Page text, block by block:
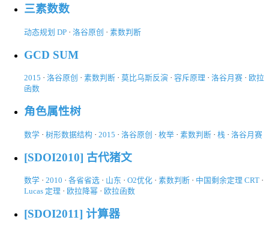
三素数数
动态规划 DP · 洛谷原创 · 素数判断
GCD SUM
2015 · 洛谷原创 · 素数判断 · 莫比乌斯反演 · 容斥原理 · 洛谷月赛 · 欧拉
函数
角色属性树
数学 · 树形数据结构 · 2015 · 洛谷原创 · 枚举 · 素数判断 · 栈 · 洛谷月赛
[SDOI2010] 古代猪文
数学 · 2010 · 各省省选 · 山东 · O2优化 · 素数判断 · 中国剩余定理 CRT ·
Lucas 定理 · 欧拉降幂 · 欧拉函数
[SDOI2011] 计算器